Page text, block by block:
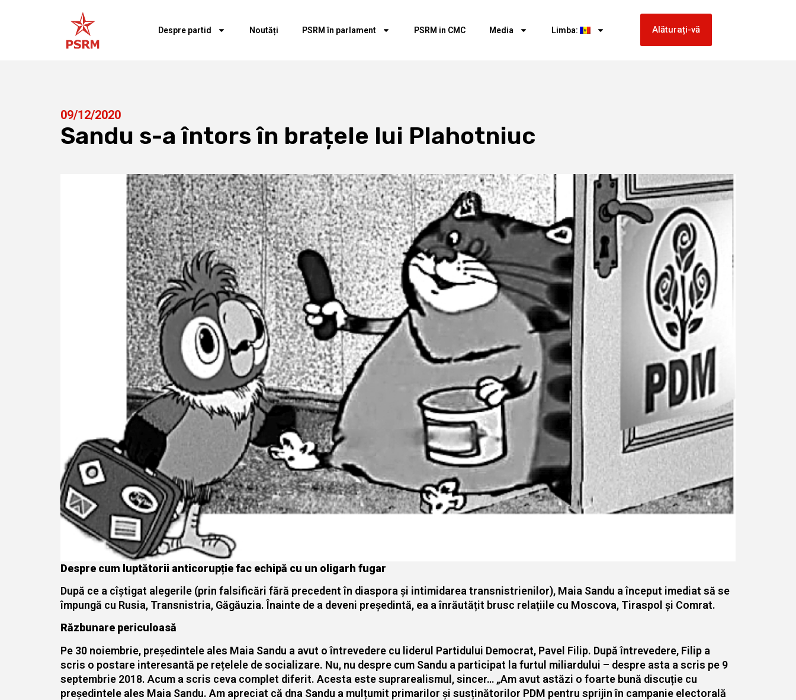
Despre partid Noutăți PSRM în parlament PSRM in CMC Media Limba: Alăturați-vă
09/12/2020
Sandu s-a întors în brațele lui Plahotniuc
Despre cum luptătorii anticorupție fac echipă cu un oligarh fugar
După ce a cîștigat alegerile (prin falsificări fără precedent în diaspora și intimidarea transnistrienilor), Maia Sandu a început imediat să se
împungă cu Rusia, Transnistria, Găgăuzia. Înainte de a deveni președintă, ea a înrăutățit brusc relațiile cu Moscova, Tiraspol și Comrat.
Răzbunare periculoasă
Pe 30 noiembrie, președintele ales Maia Sandu a avut o întrevedere cu liderul Partidului Democrat, Pavel Filip. După întrevedere, Filip a
scris o postare interesantă pe rețelele de socializare. Nu, nu despre cum Sandu a participat la furtul miliardului – despre asta a scris pe 9
septembrie 2018. Acum a scris ceva complet diferit. Acesta este suprarealismul, sincer… „Am avut astăzi o foarte bună discuție cu
președintele ales Maia Sandu. Am apreciat că dna Sandu a mulțumit primarilor și susținătorilor PDM pentru sprijin în campanie electorală